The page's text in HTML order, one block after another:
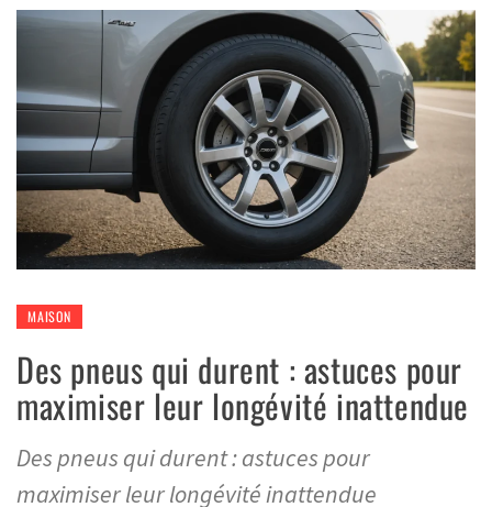
MAISON
Des pneus qui durent : astuces pour
maximiser leur longévité inattendue
Des pneus qui durent : astuces pour
maximiser leur longévité inattendue